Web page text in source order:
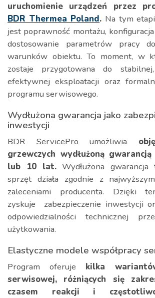
uruchomienie urządzeń przez
BDR Thermea Poland. Na tym
jest poprawność montażu,
dostosowanie parametrów pracy
warunków obiektu. To moment, w
zostaje przygotowana do
efektywnej eksploatacji oraz
programu serwisowego.
Wydłużona gwarancja jako
inwestycji
BDR ServicePro umożliwia
grzewczych wydłużoną
lub 10 lat. Wydłużona
sprzęt działa zgodnie z
zaleceniami producenta. Dzięki
zyskuje zabezpieczenie inwestycji
odpowiedzialności technicznej
użytkowania.
Elastyczne modele współpracy
Program oferuje kilka
serwisowej, różniących się
czasem reakcji i